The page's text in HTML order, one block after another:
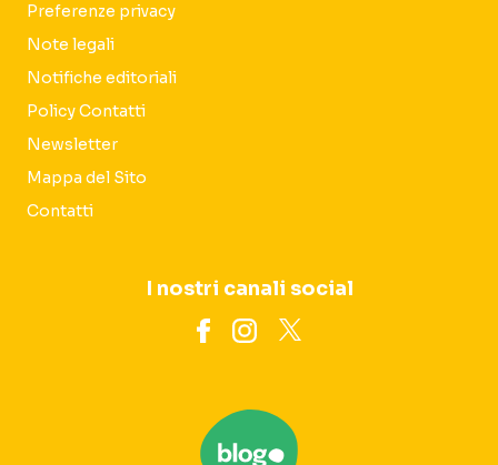
Preferenze privacy
Note legali
Notifiche editoriali
Policy Contatti
Newsletter
Mappa del Sito
Contatti
I nostri canali social